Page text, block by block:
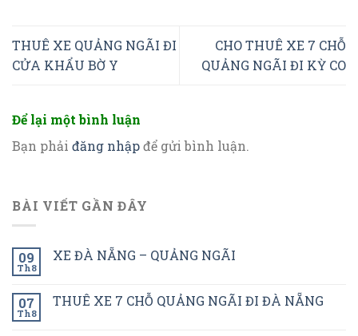
THUÊ XE QUẢNG NGÃI ĐI
CỬA KHẨU BỜ Y
CHO THUÊ XE 7 CHỖ
QUẢNG NGÃI ĐI KỲ CO
Để lại một bình luận
Bạn phải đăng nhậpđể gửi bình luận.
BÀI VIẾT GẦN ĐÂY
09
Th8
XE ĐÀ NẴNG – QUẢNG NGÃI
07
Th8
THUÊ XE 7 CHỖ QUẢNG NGÃI ĐI ĐÀ NẴNG